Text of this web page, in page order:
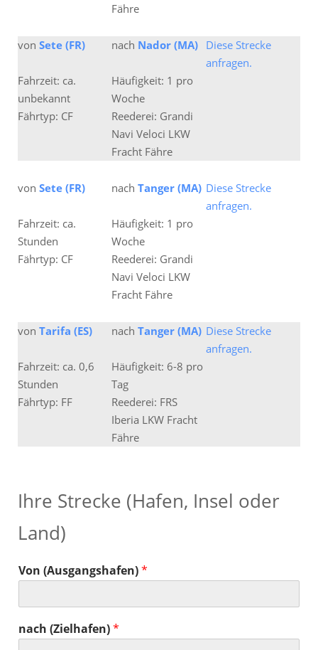
Fähre
von Sete (FR) nach Nador (MA) Diese Strecke
anfragen.
Fahrzeit: ca.
unbekannt
Häufigkeit: 1 pro
Woche
Fährtyp: CF
Reederei: Grandi
Navi Veloci LKW
Fracht Fähre
von Sete (FR) nach Tanger (MA) Diese Strecke
anfragen.
Fahrzeit: ca.
Stunden
Häufigkeit: 1 pro
Woche
Fährtyp: CF
Reederei: Grandi
Navi Veloci LKW
Fracht Fähre
von Tarifa (ES) nach Tanger (MA) Diese Strecke
anfragen.
Fahrzeit: ca. 0,6
Stunden
Häufigkeit: 6-8 pro
Tag
Fährtyp: FF
Reederei: FRS
Iberia LKW Fracht
Fähre
Ihre Strecke (Hafen, Insel oder
Land)
Von (Ausgangshafen)*
nach (Zielhafen)*